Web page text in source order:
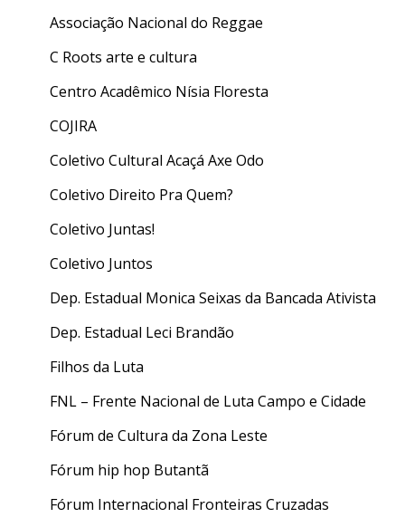
Associação Nacional do Reggae
C Roots arte e cultura
Centro Acadêmico Nísia Floresta
COJIRA
Coletivo Cultural Acaçá Axe Odo
Coletivo Direito Pra Quem?
Coletivo Juntas!
Coletivo Juntos
Dep. Estadual Monica Seixas da Bancada Ativista
Dep. Estadual Leci Brandão
Filhos da Luta
FNL – Frente Nacional de Luta Campo e Cidade
Fórum de Cultura da Zona Leste
Fórum hip hop Butantã
Fórum Internacional Fronteiras Cruzadas